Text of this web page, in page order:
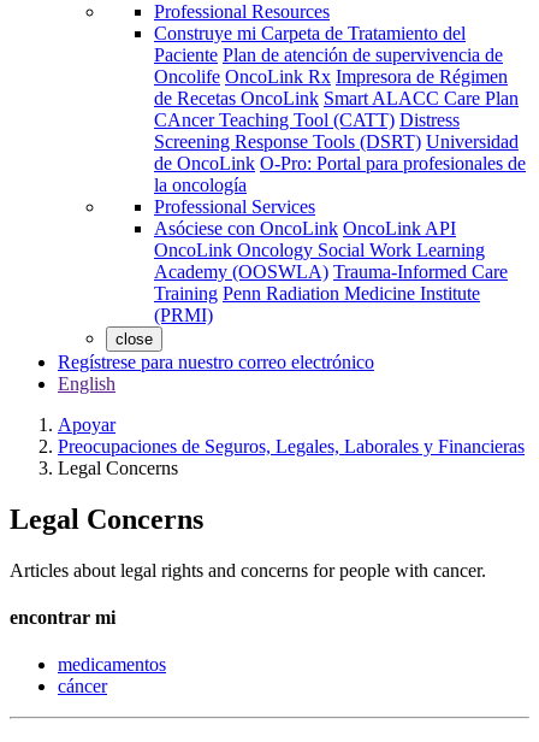
Professional Resources
Construye mi Carpeta de Tratamiento del
Paciente Plan de atención de supervivencia de
Oncolife OncoLink Rx Impresora de Régimen
de Recetas OncoLink Smart ALACC Care Plan
CAncer Teaching Tool (CATT) Distress
Screening Response Tools (DSRT) Universidad
de OncoLink O-Pro: Portal para profesionales de
la oncología
Professional Services
Asóciese con OncoLink OncoLink API
OncoLink Oncology Social Work Learning
Academy (OOSWLA) Trauma-Informed Care
Training Penn Radiation Medicine Institute
(PRMI)
close
Regístrese para nuestro correo electrónico
English
Apoyar
Preocupaciones de Seguros, Legales, Laborales y Financieras
Legal Concerns
Legal Concerns
Articles about legal rights and concerns for people with cancer.
encontrar mi
medicamentos
cáncer